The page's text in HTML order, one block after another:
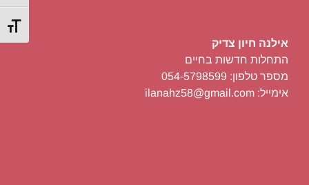
מתג
אילנה חיון צדיק
התחלות חדשות בחיים
מספר טלפון: 054-5798599
אימייל: ilanahz58@gmail.com